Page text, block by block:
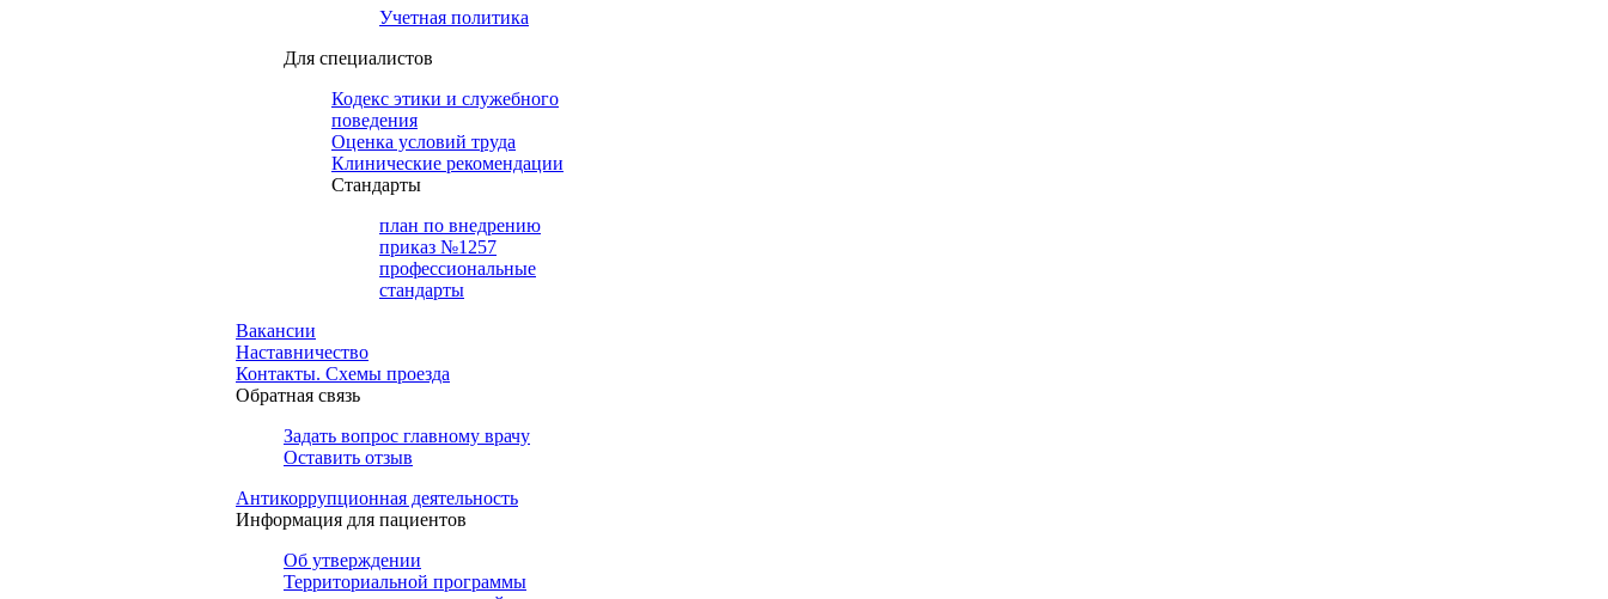
Учетная политика
Для специалистов
Кодекс этики и служебного
поведения
Оценка условий труда
Клинические рекомендации
Cтандарты
план по внедрению
приказ №1257
профессиональные
стандарты
Вакансии
Наставничество
Контакты. Схемы проезда
Обратная связь
Задать вопрос главному врачу
Оставить отзыв
Антикоррупционная деятельность
Информация для пациентов
Об утверждении
Территориальной программы